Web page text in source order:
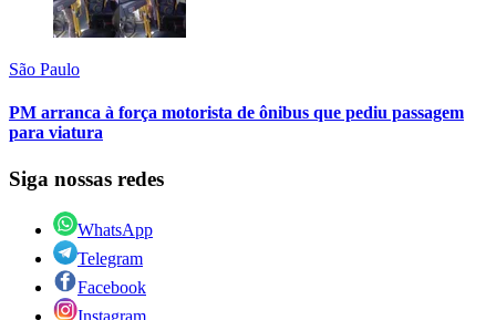
São Paulo
PM arranca à força motorista de ônibus que pediu passagem
para viatura
Siga nossas redes
WhatsApp
Telegram
Facebook